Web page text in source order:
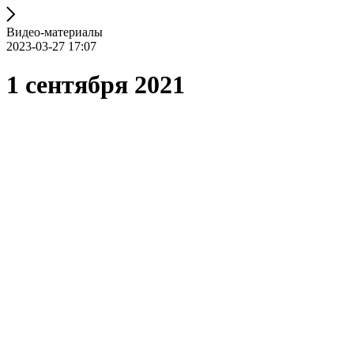
Видео-материалы
2023-03-27 17:07
1 сентября 2021